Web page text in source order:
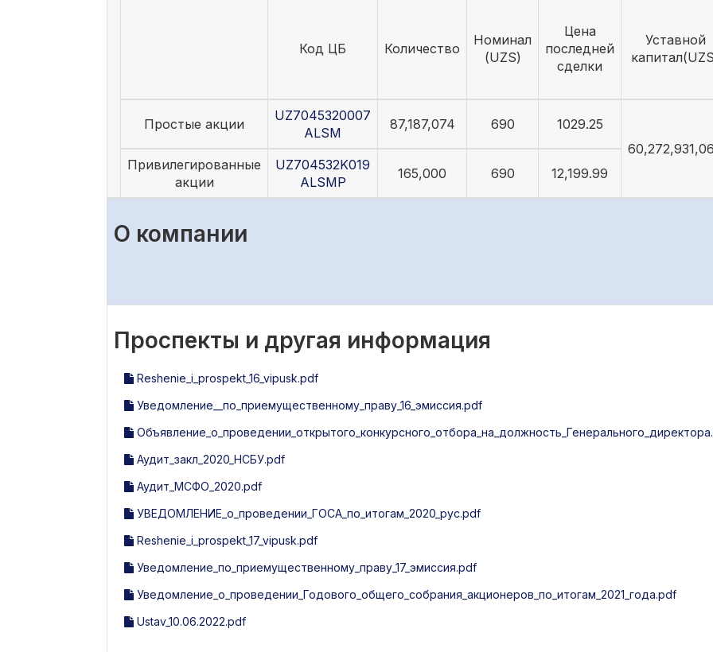
Код ЦБ Количество
Номинал
(UZS)
Цена
последней
сделки
Уставной
Простые акции
UZ7045320007
ALSM
87,187,074 690
1029.25
Привилегированные
акции
UZ704532K019
ALSMP
165,000 690 12,199.99
О компании
Проспекты и другая информация
Reshenie_i_prospekt_16_vipusk.pdf
Уведомление__по_приемущественному_праву_16_эмиссия.pdf
Аудит_закл_2020_НСБУ.pdf
Аудит_МСФО_2020.pdf
УВЕДОМЛЕНИЕ_о_проведении_ГОСА_по_итогам_2020_рус.pdf
Reshenie_i_prospekt_17_vipusk.pdf
Уведомление_по_приемущественному_праву_17_эмиссия.pdf
Уведомление_о_проведении_Годового_общего_собрания_акционеров_по_итогам_2021_года.pdf
Ustav_10.06.2022.pdf